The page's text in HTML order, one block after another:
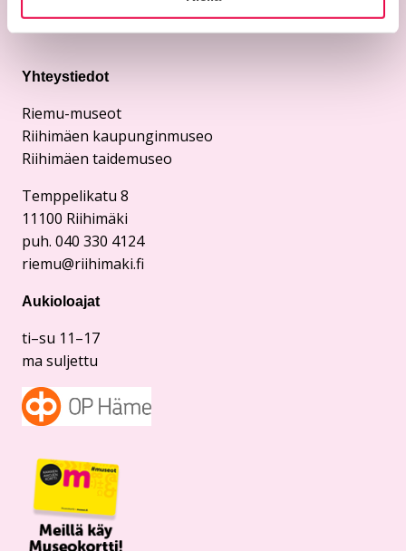
Yhteystiedot
Riemu-museot
Riihimäen kaupunginmuseo
Riihimäen taidemuseo
Temppelikatu 8
11100 Riihimäki
puh. 040 330 4124
riemu@riihimaki.fi
Aukioloajat
ti–su 11–17
ma suljettu